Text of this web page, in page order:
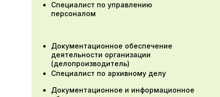
Специалист по управлению
персоналом
Документационное обеспечение
деятельности организации
(делопроизводитель)
Специалист по архивному делу
Документационное и информационное